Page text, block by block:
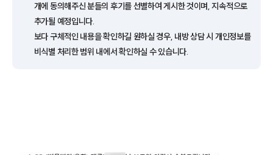
개에 동의해주신 분들의 후기를 선별하여 게시한 것이며, 지속적으로
추가될 예정입니다.
보다 구체적인 내용을 확인하길 원하실 경우, 내방 상담 시 개인정보를
비식별 처리한 범위 내에서 확인하실 수 있습니다.